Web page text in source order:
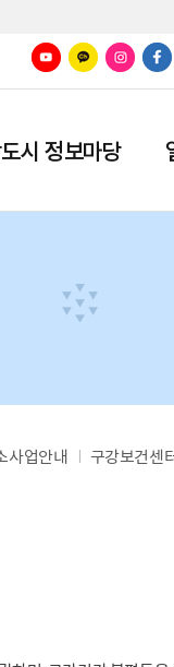
시 정보마당
사업안내 구강보건센